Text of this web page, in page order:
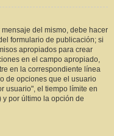
del mismo, debe hacer
formulario de publicación; si
apropiados para crear
en el campo apropiado,
en la correspondiente línea
de opciones que el usuario
usuario", el tiempo límite en
por último la opción de